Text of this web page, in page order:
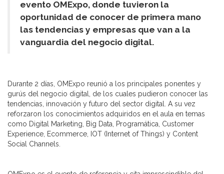
evento OMExpo, donde tuvieron la
oportunidad de conocer de primera mano
las tendencias y empresas que van a la
vanguardia del negocio digital.
Durante 2 días, OMExpo reunió a los principales ponentes y
gurús del negocio digital, de los cuales pudieron conocer las
tendencias, innovación y futuro del sector digital. A su vez
reforzaron los conocimientos adquiridos en el aula en temas
como Digital Marketing, Big Data, Programática, Customer
Experience, Ecommerce, IOT (Internet of Things) y Content
Social Channels.